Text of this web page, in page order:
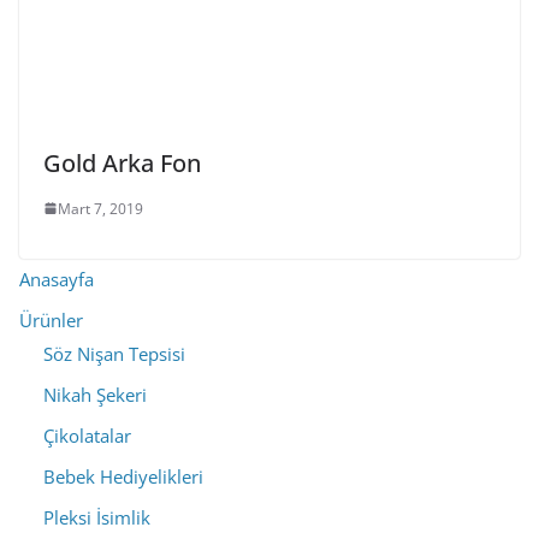
Gold Arka Fon
Mart 7, 2019
Anasayfa
Ürünler
Söz Nişan Tepsisi
Nikah Şekeri
Çikolatalar
Bebek Hediyelikleri
Pleksi İsimlik